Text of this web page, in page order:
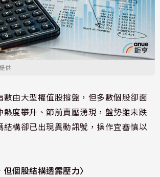
供
數由大型權值股撐盤，但多數個股卻面
熱度攀升、節前賣壓湧現，盤勢雖未跌
結構卻已出現異動訊號，操作宜審慎以
但個股結構透露壓力〉